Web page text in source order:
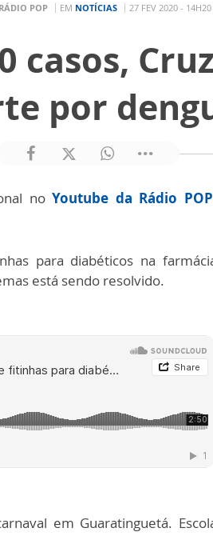
POP EM NOTÍCIAS 27 FEV 2020 - 14H20
casos,
por
noYoutube da Rádio POP
para diabéticos na
está sendo resolvido.
em Guaratinguetá.